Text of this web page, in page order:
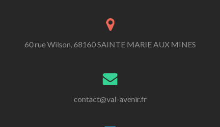
60 rue Wilson, 68160 SAINTE MARIE AUX MINES
contact@val-avenir.fr